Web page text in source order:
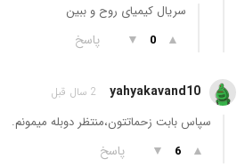
سریال کیمیای روح و ببین
▲
0
▼ پاسخ
yahyakavand10 2 سال قبل
سپاس بابت زحماتتون،منتظر دوبله میمونم.
▲
6
▼ پاسخ